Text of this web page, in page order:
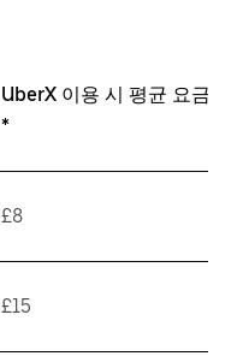
UberX 이용 시 평균 요금
*
£8
£15